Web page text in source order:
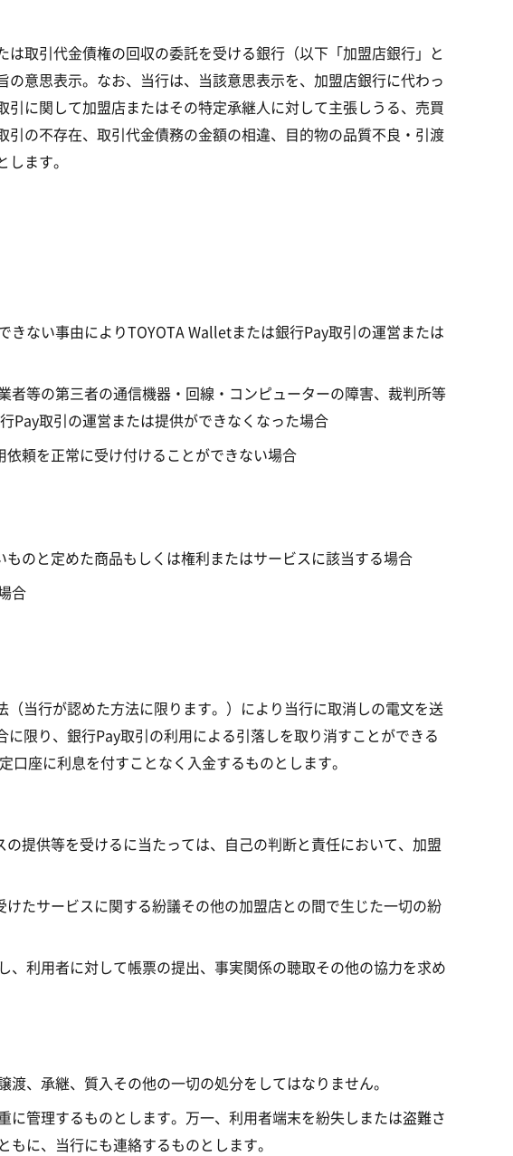
取引代金債権の回収の委託を受ける銀行（以下「加盟店銀行」と
意思表示。なお、当行は、当該意思表示を、加盟店銀行に代わっ
に関して加盟店またはその特定承継人に対して主張しうる、売買
の不存在、取引代金債務の金額の相違、目的物の品質不良・引渡
ます。
ない事由によりTOYOTA Walletまたは銀行Pay取引の運営または
等の第三者の通信機器・回線・コンピューターの障害、裁判所等
Pay取引の運営または提供ができなくなった場合
頼を正常に受け付けることができない場合
のと定めた商品もしくは権利またはサービスに該当する場合
合
当行が認めた方法に限ります。）により当行に取消しの電文を送
限り、銀行Pay取引の利用による引落しを取り消すことができる
座に利息を付すことなく入金するものとします。
提供等を受けるに当たっては、自己の判断と責任において、加盟
たサービスに関する紛議その他の加盟店との間で生じた一切の紛
利用者に対して帳票の提出、事実関係の聴取その他の協力を求め
、承継、質入その他の一切の処分をしてはなりません。
管理するものとします。万一、利用者端末を紛失しまたは盗難さ
に、当行にも連絡するものとします。